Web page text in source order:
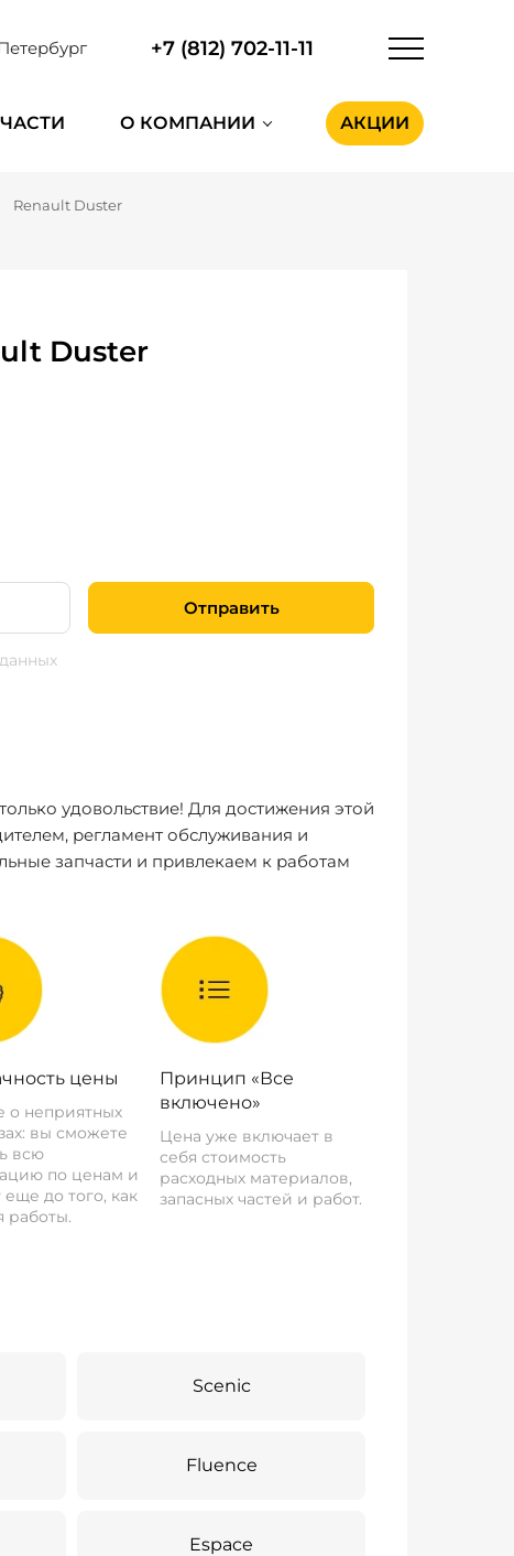
+7 (812) 702-11-11
О КОМПАНИИ АКЦИИ
Renault Duster
Duster
Отправить
удовольствие! Для достижения этой
регламент обслуживания и
запчасти и привлекаем к работам
цены
о неприятных
вы сможете
всю
по ценам и
до того, как
работы.
Принцип «Все
включено»
Цена уже включает в
себя стоимость
расходных материалов,
запасных частей и работ.
Scenic
Fluence
Espace